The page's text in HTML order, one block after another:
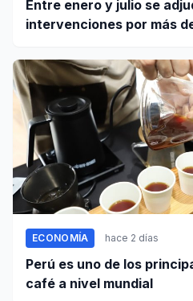
Entre enero y julio se
intervenciones por más
ECONOMÍA hace 2 días
Perú es uno de los
café a nivel mundial